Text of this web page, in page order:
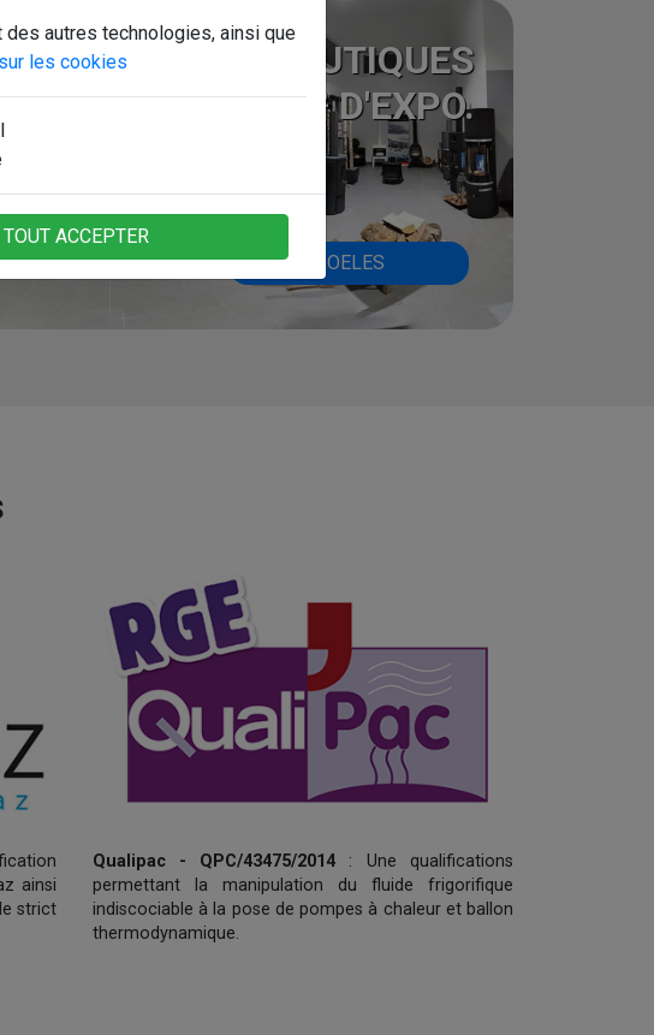
autres technologies, ainsi que
les cookies
TOUT ACCEPTER
2 BOUTIQUES
250M² D'EXPO.
POELES
ainsi
strict
Qualipac - QPC/43475/2014 : Une qualifications
permettant la manipulation du fluide frigorifique
indiscociable à la pose de pompes à chaleur et ballon
thermodynamique.